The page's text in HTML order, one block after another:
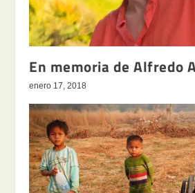
En memoria de Alfredo
enero 17, 2018